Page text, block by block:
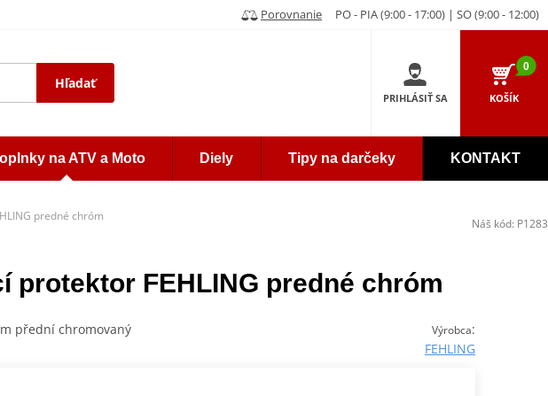
Porovnanie PO - PIA (9:00 - 17:00) | SO (9:00 - 12:00)
Hľadať
PRIHLÁSIŤ SA
0
KOŠÍK
na ATV a Moto Diely Tipy na darčeky KONTAKT
predné chróm
protektor FEHLING predné chróm
Výrobca:
FEHLING
přední chromovaný
Náš kód: P1283